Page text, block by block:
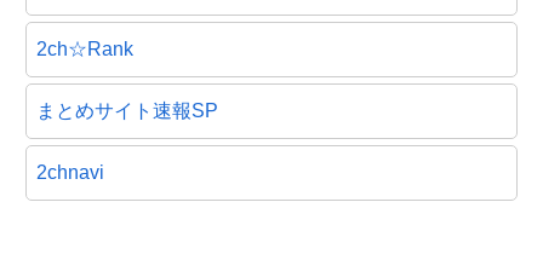
2ch☆Rank
まとめサイト速報SP
2chnavi